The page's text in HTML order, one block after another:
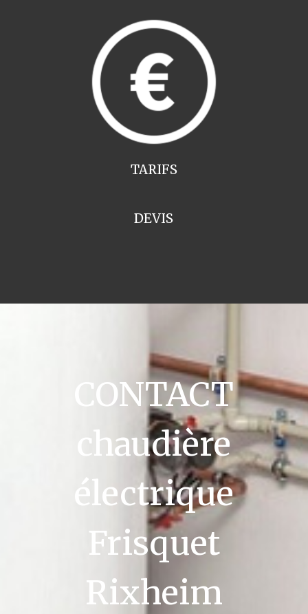
TARIFS
DEVIS
CONTACT
chaudière
électrique
Frisquet
Rixheim